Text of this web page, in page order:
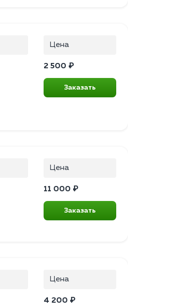
Цена
2 500 ₽
Заказать
Цена
11 000 ₽
Заказать
Цена
4 200 ₽